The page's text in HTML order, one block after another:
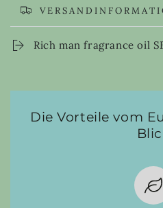
Rich man fragrance oil
Die Vorteile vom